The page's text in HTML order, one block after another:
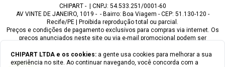
CHIPART LTDA e os cookies: a gente usa cookies para melhorar a sua
experiência no site. Ao continuar navegando, você concorda com a
CHIPART - | CNPJ: 54.533.251/0001-60
AV VINTE DE JANEIRO, 1019 - - Bairro: Boa Viagem - CEP: 51.130-120 -
Recife/PE | Proibida reprodução total ou parcial.
Preços e condições de pagamento exclusivos para compras via internet. Os
preços anunciados neste site ou via e-mail promocional podem ser
descritivos. As fotos contidas nesta página são meramente ilustrativas do
produto e podem variar de acordo com o fornecedor/lote do fabricante.